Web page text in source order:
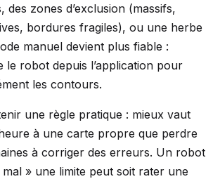
des zones d’exclusion (massifs,
bordures fragiles), ou une herbe
manuel devient plus fiable :
le robot depuis l’application pour
les contours.
une règle pratique : mieux vaut
à une carte propre que perdre
à corriger des erreurs. Un robot
» une limite peut soit rater une